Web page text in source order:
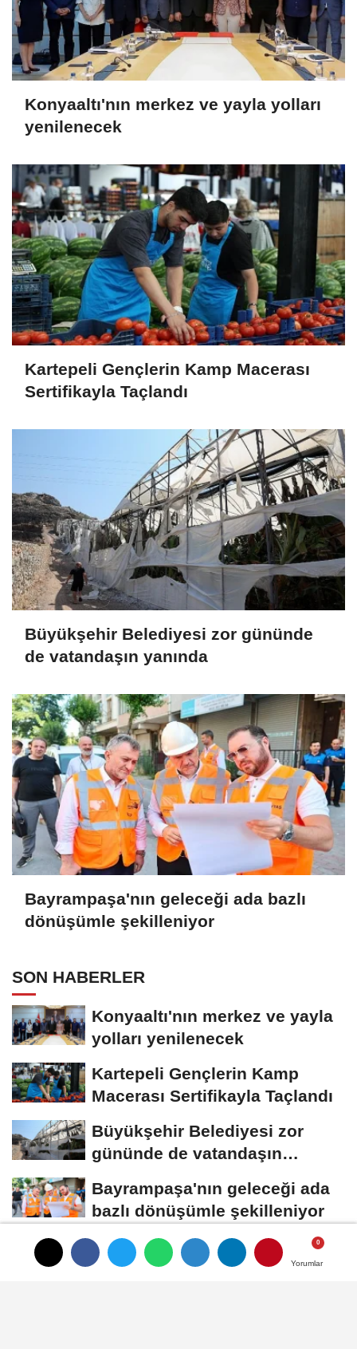
Yorumlar
Yorumlar
Konyaaltı'nın merkez ve yayla yolları
yenilenecek
Kartepeli Gençlerin Kamp Macerası
Sertifikayla Taçlandı
Büyükşehir Belediyesi zor gününde
de vatandaşın yanında
Bayrampaşa'nın geleceği ada bazlı
dönüşümle şekilleniyor
SON HABERLER
Konyaaltı'nın merkez ve yayla
yolları yenilenecek
Kartepeli Gençlerin Kamp
Macerası Sertifikayla Taçlandı
Büyükşehir Belediyesi zor
gününde de vatandaşın
Bayrampaşa'nın geleceği ada
bazlı dönüşümle şekilleniyor
Başkan Özgökçen,
Pekyatırmacı ve Bağcı